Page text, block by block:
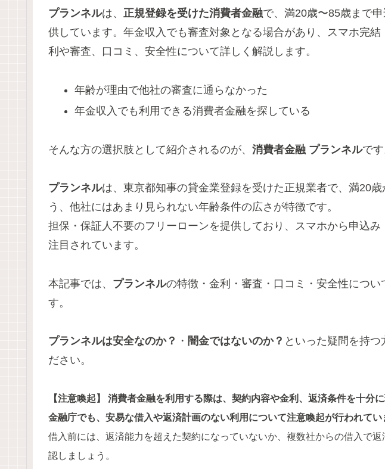
プランネルは、 正規登録を受けた消費者金融で、満20歳〜85歳まで
供しています。年金収入でも審査対象となる場合があり、スマホ完
利や審査、口コミ、安全性について詳しく解説します。
年齢が理由で他社の審査に通らなかった
年金収入でも利用できる消費者金融を探している
そんな方の選択肢として紹介されるのが、 消費者金融 プランネルです
プランネルは、東京都知事の貸金業登録を受けた正規業者で、満20
う、他社にはあまり見られない年齢条件の広さが特徴です。
担保・保証人不要のフリーローンを提供しており、スマホから申込み
注目されています。
本記事では、 プランネルの特徴・金利・審査・口コミ・安全性につい
す。
プランネルは安全なのか？ ・ 闇金ではないのか？ といった疑問を持つ
ださい。
【注意喚起】 消費者金融を利用する際は、契約内容や金利、返済条件を十分
金融庁でも、安易な借入や返済計画のない利用について注意喚起が行われてい
借入前には、返済能力を超えた契約になっていないか、複数社からの借入で
認しましょう。